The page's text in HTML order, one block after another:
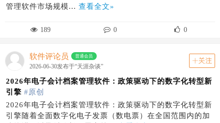
管理软件市场规模... 查看全文»
189 0 0
软件评论员 普通会员
2026-06-30发布于“天涯杂谈”
关注
2026年电子会计档案管理软件：政策驱动下的数字化转型新
引擎 #原创
2026年电子会计档案管理软件：政策驱动下的数字化转型新
引擎随着全面数字化电子发票（数电票）在全国范围内的加